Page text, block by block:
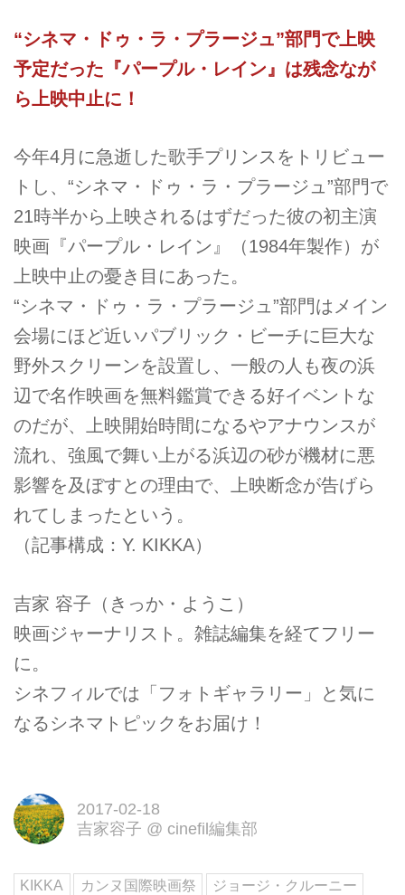
“シネマ・ドゥ・ラ・プラージュ”部門で上映
予定だった『パープル・レイン』は残念なが
ら上映中止に！
今年4月に急逝した歌手プリンスをトリビュー
トし、“シネマ・ドゥ・ラ・プラージュ”部門で
21時半から上映されるはずだった彼の初主演
映画『パープル・レイン』（1984年製作）が
上映中止の憂き目にあった。
“シネマ・ドゥ・ラ・プラージュ”部門はメイン
会場にほど近いパブリック・ビーチに巨大な
野外スクリーンを設置し、一般の人も夜の浜
辺で名作映画を無料鑑賞できる好イベントな
のだが、上映開始時間になるやアナウンスが
流れ、強風で舞い上がる浜辺の砂が機材に悪
影響を及ぼすとの理由で、上映断念が告げら
れてしまったという。
（記事構成：Y. KIKKA）
吉家 容子（きっか・ようこ）
映画ジャーナリスト。雑誌編集を経てフリー
に。
シネフィルでは「フォトギャラリー」と気に
なるシネマトピックをお届け！
2017-02-18
吉家容子 @ cinefil編集部
KIKKA カンヌ国際映画祭
ジョージ・クルーニー